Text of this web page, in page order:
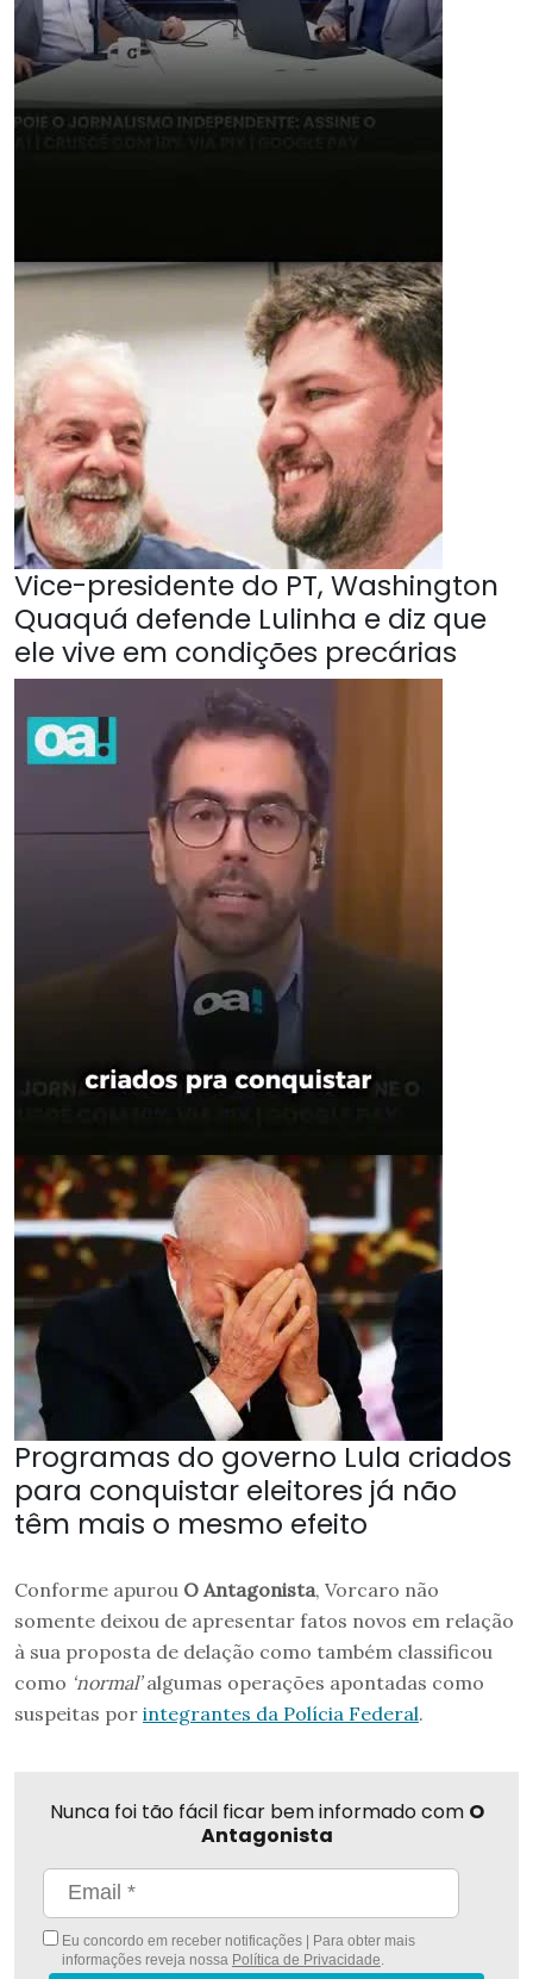
Vice-presidente do PT, Washington
Quaquá defende Lulinha e diz que
ele vive em condições precárias
Programas do governo Lula criados
para conquistar eleitores já não
têm mais o mesmo efeito
Conforme apurou O Antagonista, Vorcaro não
somente deixou de apresentar fatos novos em relação
à sua proposta de delação como também classificou
como ‘normal’algumas operações apontadas como
suspeitas por integrantes da Polícia Federal.
Nunca foi tão fácil ficar bem informado com O
Antagonista
Eu concordo em receber notificações | Para obter mais
informações reveja nossa Política de Privacidade.